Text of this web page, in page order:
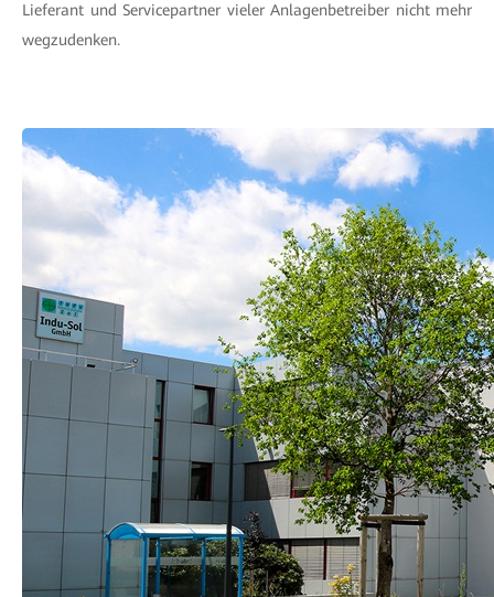
Lieferant und Servicepartner vieler Anlagenbetreiber nicht mehr
wegzudenken.